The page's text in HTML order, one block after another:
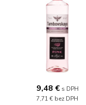
9,48 € s DPH
7,71 € bez DPH